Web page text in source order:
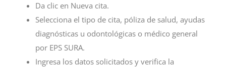
Da clic en Nueva cita.
Selecciona el tipo de cita, póliza de salud, ayudas
diagnósticas u odontológicas o médico general
por EPS SURA.
Ingresa los datos solicitados y verifica la